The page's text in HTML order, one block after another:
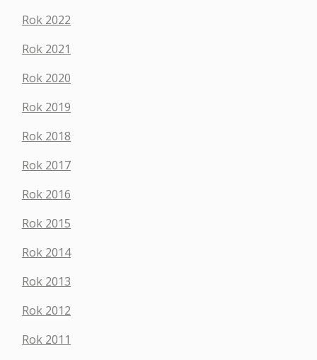
Rok 2022
Rok 2021
Rok 2020
Rok 2019
Rok 2018
Rok 2017
Rok 2016
Rok 2015
Rok 2014
Rok 2013
Rok 2012
Rok 2011